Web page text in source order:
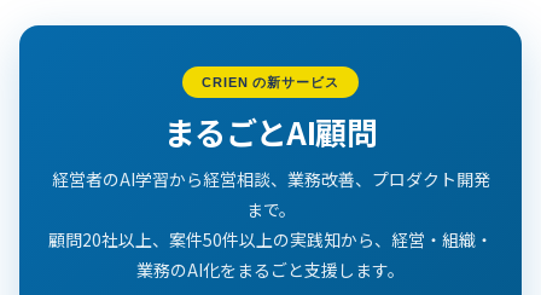
CRIEN の新サービス
まるごとAI顧問
経営者のAI学習から経営相談、業務改善、プロダクト開発
まで。
顧問20社以上、案件50件以上の実践知から、経営・組織・
業務のAI化をまるごと支援します。